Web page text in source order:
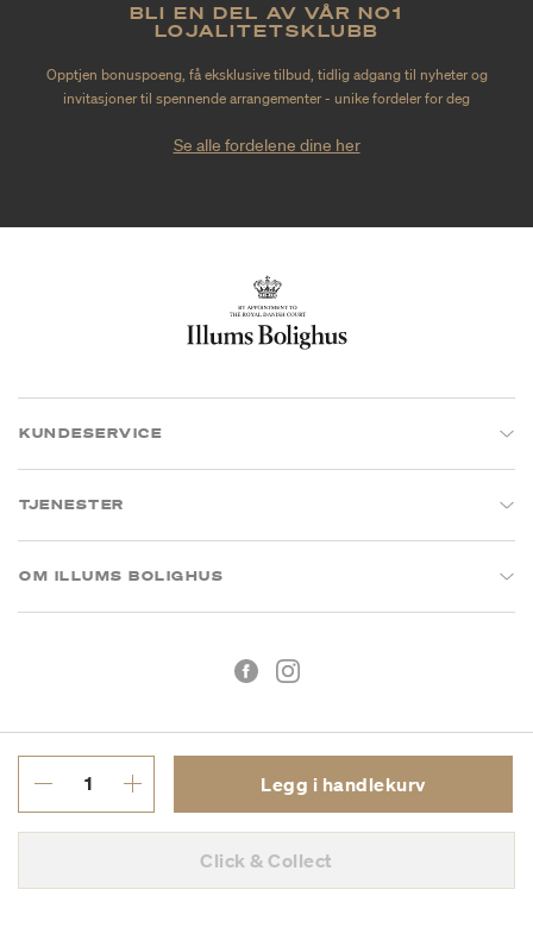
Legg i handlekurv
Click & Collect
BLI EN DEL AV VÅR NO1
LOJALITETSKLUBB
Opptjen bonuspoeng, få eksklusive tilbud, tidlig adgang til nyheter og
invitasjoner til spennende arrangementer - unike fordeler for deg
Se alle fordelene dine her
KUNDESERVICE
TJENESTER
OM ILLUMS BOLIGHUS
MVA: 993 075 930